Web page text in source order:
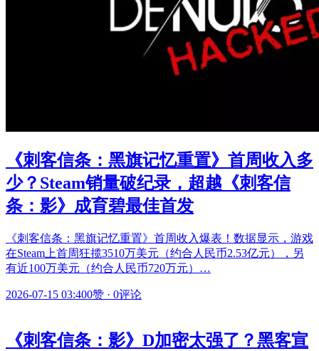
《刺客信条：黑旗记忆重置》首周收入多
少？Steam销量破纪录，超越《刺客信
条：影》成育碧最佳首发
《刺客信条：黑旗记忆重置》首周收入爆表！数据显示，游戏
在Steam上首周狂揽3510万美元（约合人民币2.53亿元），另
有近100万美元（约合人民币720万元）…
2026-07-15 03:400赞 · 0评论
《刺客信条：影》D加密太强了？黑客宣